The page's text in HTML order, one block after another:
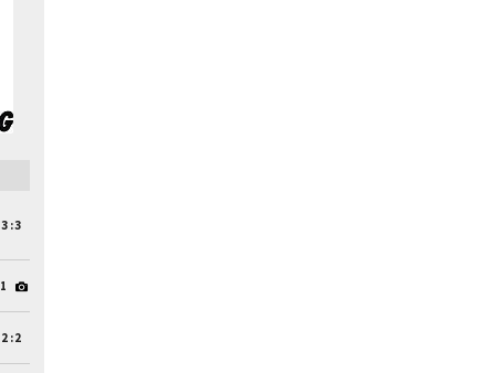
3:3
2:2